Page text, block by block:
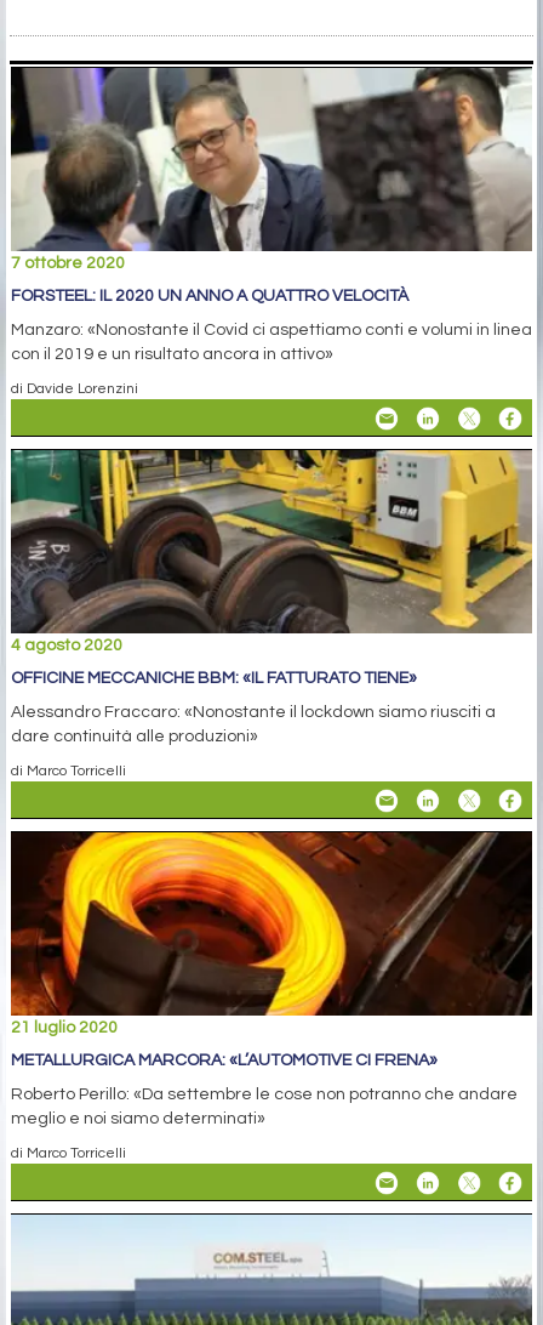
7 ottobre 2020
FORSTEEL: IL 2020 UN ANNO A QUATTRO VELOCITÀ
Manzaro: «Nonostante il Covid ci aspettiamo conti e volumi in linea
con il 2019 e un risultato ancora in attivo»
di Davide Lorenzini
4 agosto 2020
OFFICINE MECCANICHE BBM: «IL FATTURATO TIENE»
Alessandro Fraccaro: «Nonostante il lockdown siamo riusciti a
dare continuità alle produzioni»
di Marco Torricelli
21 luglio 2020
METALLURGICA MARCORA: «L’AUTOMOTIVE CI FRENA»
Roberto Perillo: «Da settembre le cose non potranno che andare
meglio e noi siamo determinati»
di Marco Torricelli